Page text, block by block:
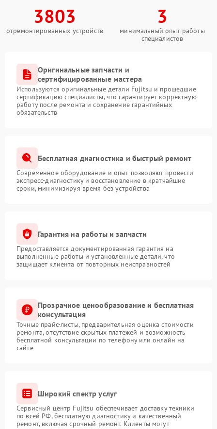
3803
отремонтированных устройств
3
минимальный опыт работы
специалистов
Оригинальные запчасти и
сертифицированные мастера
Используются оригинальные детали Fujitsu и прошедшие
сертификацию специалисты, что гарантирует корректную
работу после ремонта и сохранение гарантийных
обязательств
Бесплатная диагностика и быстрый ремонт
Современное оборудование и опыт позволяют провести
экспресс-диагностику и восстановление в кратчайшие
сроки, минимизируя время без устройства
Гарантия на работы и запчасти
Предоставляется документированная гарантия на
выполненные работы и установленные детали, что
защищает клиента от повторных неисправностей
Прозрачное ценообразование и бесплатная
консультация
Точные прайс-листы, предварительная оценка стоимости
ремонта, отсутствие скрытых платежей и возможность
бесплатной консультации по телефону или онлайн на
сайте
Широкий спектр услуг
Сервисный центр Fujitsu обеспечивает доставку техники
по всей РФ, бесплатную диагностику и качественный
ремонт, включая срочный ремонт. Клиенты могут